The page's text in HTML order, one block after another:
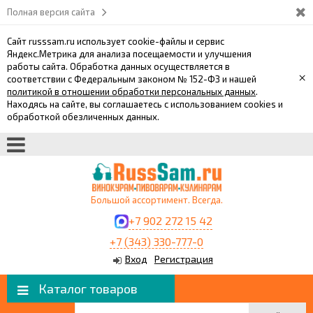
Полная версия сайта
Сайт russsam.ru использует cookie-файлы и сервис
Яндекс.Метрика для анализа посещаемости и улучшения
работы сайта. Обработка данных осуществляется в
соответствии с Федеральным законом № 152-ФЗ и нашей
политикой в отношении обработки персональных данных.
Находясь на сайте, вы соглашаетесь с использованием cookies и
обработкой обезличенных данных.
×
Большой ассортимент. Всегда.
+7 902 272 15 42
+7 (343) 330-777-0
Вход Регистрация
Каталог товаров